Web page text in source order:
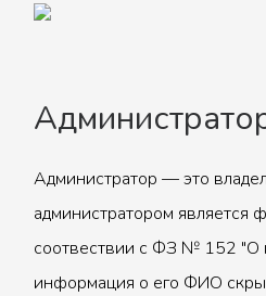
Администратор — это
администратором является
соотвествии с ФЗ № 152 "О
информация о его ФИО